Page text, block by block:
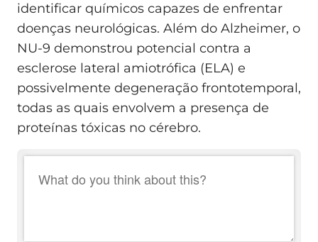
identificar químicos capazes de enfrentar
doenças neurológicas. Além do Alzheimer, o
NU-9 demonstrou potencial contra a
esclerose lateral amiotrófica (ELA) e
possivelmente degeneração frontotemporal,
todas as quais envolvem a presença de
proteínas tóxicas no cérebro.